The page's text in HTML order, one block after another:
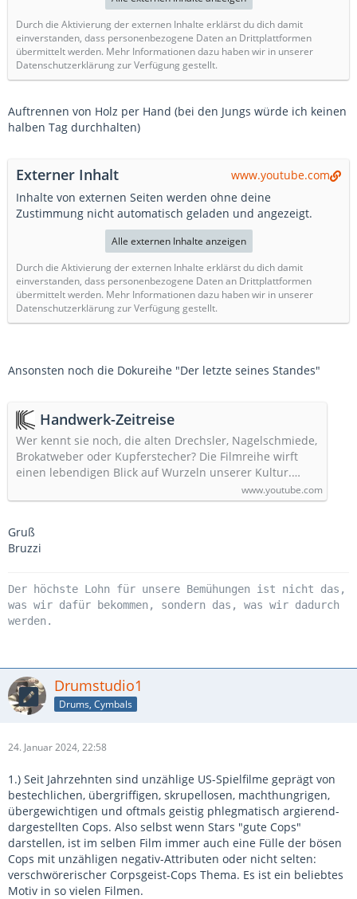
Durch die Aktivierung der externen Inhalte erklärst du dich damit
einverstanden, dass personenbezogene Daten an Drittplattformen
übermittelt werden. Mehr Informationen dazu haben wir in unserer
Datenschutzerklärung zur Verfügung gestellt.
Auftrennen von Holz per Hand (bei den Jungs würde ich keinen
halben Tag durchhalten)
Externer Inhalt
www.youtube.com
Inhalte von externen Seiten werden ohne deine
Zustimmung nicht automatisch geladen und angezeigt.
Alle externen Inhalte anzeigen
Durch die Aktivierung der externen Inhalte erklärst du dich damit
einverstanden, dass personenbezogene Daten an Drittplattformen
übermittelt werden. Mehr Informationen dazu haben wir in unserer
Datenschutzerklärung zur Verfügung gestellt.
Ansonsten noch die Dokureihe "Der letzte seines Standes"
Handwerk-Zeitreise
Wer kennt sie noch, die alten Drechsler, Nagelschmiede,
Brokatweber oder Kupferstecher? Die Filmreihe wirft
einen lebendigen Blick auf Wurzeln unserer Kultur.…
www.youtube.com
Gruß
Bruzzi
Der höchste Lohn für unsere Bemühungen ist nicht das,
was wir dafür bekommen, sondern das, was wir dadurch
werden.
Drumstudio1
Drums, Cymbals
24. Januar 2024, 22:58
1.) Seit Jahrzehnten sind unzählige US-Spielfilme geprägt von
bestechlichen, übergriffigen, skrupellosen, machthungrigen,
übergewichtigen und oftmals geistig phlegmatisch argierend-
dargestellten Cops. Also selbst wenn Stars "gute Cops"
darstellen, ist im selben Film immer auch eine Fülle der bösen
Cops mit unzähligen negativ-Attributen oder nicht selten:
verschwörerischer Corpsgeist-Cops Thema. Es ist ein beliebtes
Motiv in so vielen Filmen.